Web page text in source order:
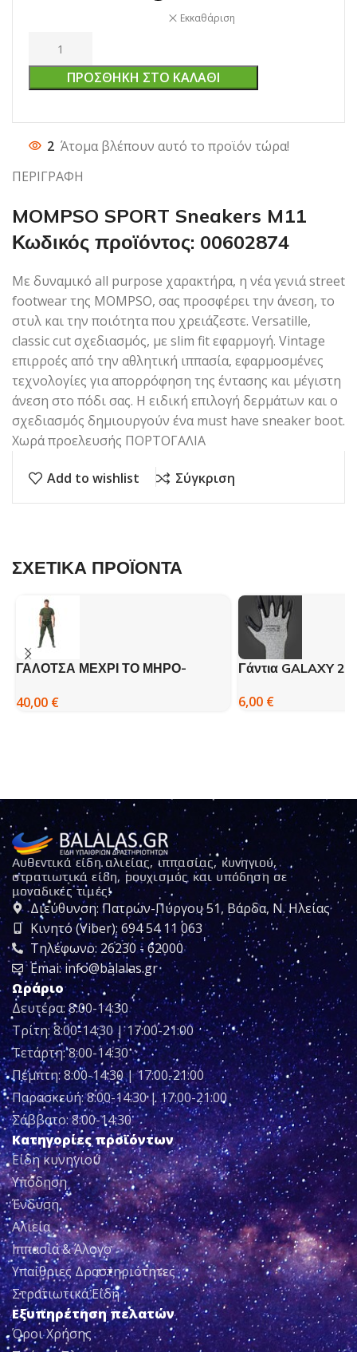
Εκκαθάριση
ΠΡΟΣΘΉΚΗ ΣΤΟ ΚΑΛΆΘΙ
2 Άτομα βλέπουν αυτό το προϊόν τώρα!
ΠΕΡΙΓΡΑΦΗ
MOMPSO SPORT Sneakers M11
Κωδικός προϊόντος: 00602874
Με δυναμικό all purpose χαρακτήρα, η νέα γενιά street
footwear της MOMPSO, σας προσφέρει την άνεση, το
στυλ και την ποιότητα που χρειάζεστε. Versatille,
classic cut σχεδιασμός, με slim fit εφαρμογή. Vintage
επιρροές από την αθλητική ιππασία, εφαρμοσμένες
τεχνολογίες για απορρόφηση της έντασης και μέγιστη
άνεση στο πόδι σας. Η ειδική επιλογή δερμάτων και ο
σχεδιασμός δημιουργούν ένα must have sneaker boot.
Χωρά προελευσής ΠΟΡΤΟΓΑΛΙΑ
Add to wishlist Σύγκριση
ΣΧΕΤΙΚΑ ΠΡΟΪΟΝΤΑ
ΓΑΛΟΤΣΑ ΜΕΧΡΙ ΤΟ ΜΗΡΟ-
40,00 €
Γάντια GALAXY
6,00 €
Αυθεντικά είδη αλιείας, ιππασίας, κυνηγιού,
στρατιωτικά είδη, ρουχισμός και υπόδηση σε
μοναδικές τιμές!
Διεύθυνση: Πατρών-Πύργου 51, Βάρδα, Ν. Ηλείας
Κινητό (Viber): 694 54 11 063
Τηλέφωνο: 26230 - 62000
Emai: info@balalas.gr
Ωράριο
Δευτέρα: 8:00-14:30
Τρίτη: 8:00-14:30 | 17:00-21:00
Τετάρτη: 8:00-14:30
Πέμπτη: 8:00-14:30 | 17:00-21:00
Παρασκευή: 8:00-14:30 | 17:00-21:00
Σάββατο: 8:00-14:30
Κατηγορίες προϊόντων
Είδη κυνηγιού
Υπόδηση
Ένδυση
Αλιεία
Ιππασία & Άλογο
Υπαίθριες Δραστηριότητες
Στρατιωτικά Είδη
Εξυπηρέτηση πελατών
Όροι Χρήσης